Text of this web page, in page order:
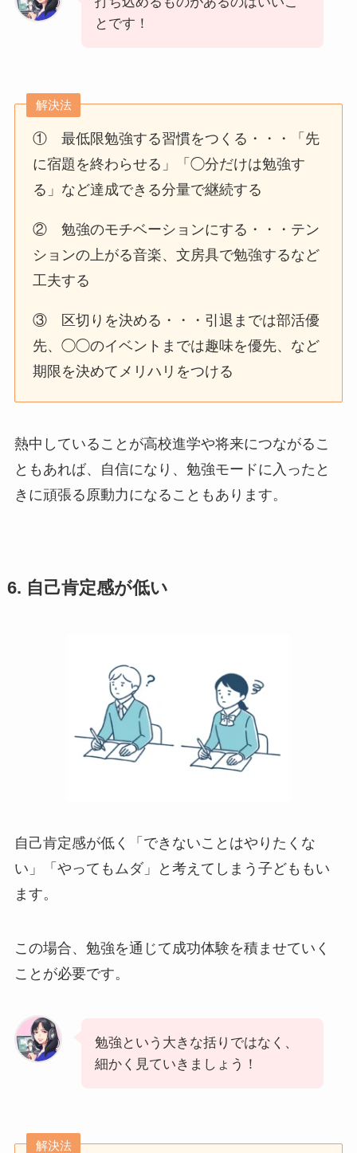
とです！
解決法
① 最低限勉強する習慣をつくる・・・「先
に宿題を終わらせる」「◯分だけは勉強す
る」など達成できる分量で継続する
② 勉強のモチベーションにする・・・テン
ションの上がる音楽、文房具で勉強するなど
工夫する
③ 区切りを決める・・・引退までは部活優
先、◯◯のイベントまでは趣味を優先、など
期限を決めてメリハリをつける
熱中していることが高校進学や将来につながるこ
ともあれば、自信になり、勉強モードに入ったと
きに頑張る原動力になることもあります。
6. 自己肯定感が低い
自己肯定感が低く「できないことはやりたくな
い」「やってもムダ」と考えてしまう子どももい
ます。
この場合、勉強を通じて成功体験を積ませていく
ことが必要です。
勉強という大きな括りではなく、
細かく見ていきましょう！
解決法